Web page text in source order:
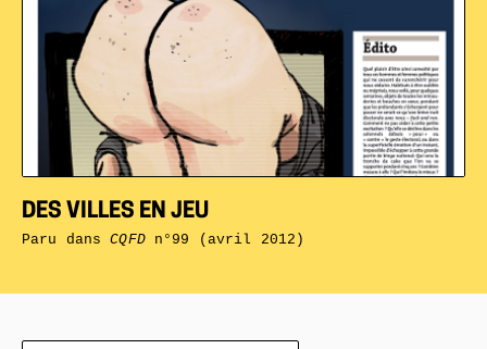
DES VILLES EN JEU
Paru dansCQFDn°99 (avril 2012)